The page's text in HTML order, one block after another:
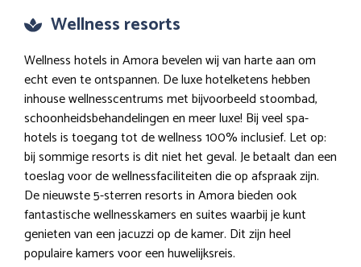
Wellness resorts
Wellness hotels in Amora bevelen wij van harte aan om
echt even te ontspannen. De luxe hotelketens hebben
inhouse wellnesscentrums met bijvoorbeeld stoombad,
schoonheidsbehandelingen en meer luxe! Bij veel spa-
hotels is toegang tot de wellness 100% inclusief. Let op:
bij sommige resorts is dit niet het geval. Je betaalt dan een
toeslag voor de wellnessfaciliteiten die op afspraak zijn.
De nieuwste 5-sterren resorts in Amora bieden ook
fantastische wellnesskamers en suites waarbij je kunt
genieten van een jacuzzi op de kamer. Dit zijn heel
populaire kamers voor een huwelijksreis.